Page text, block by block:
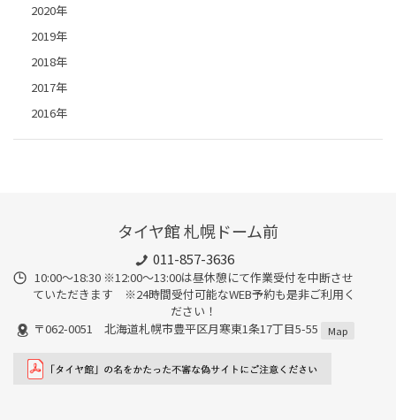
2020年
2019年
2018年
2017年
2016年
タイヤ館 札幌ドーム前
011-857-3636
10:00～18:30 ※12:00～13:00は昼休憩にて作業受付を中断させ
ていただきます ※24時間受付可能なWEB予約も是非ご利用く
ださい！
〒062-0051 北海道札幌市豊平区月寒東1条17丁目5-55
Map